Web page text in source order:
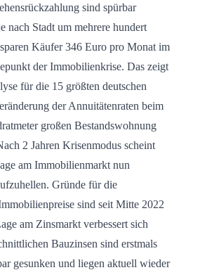
sind spürbar
nach Stadt um mehrere hundert
Käufer 346 Euro pro Monat im
der Immobilienkrise. Das zeigt
für die 15 größten deutschen
der Annuitätenraten beim
großen Bestandswohnung
2 Jahren Krisenmodus scheint
am Immobilienmarkt nun
Gründe für die
sind seit Mitte 2022
am Zinsmarkt verbessert sich
Bauzinsen sind erstmals
gesunken und liegen aktuell wieder